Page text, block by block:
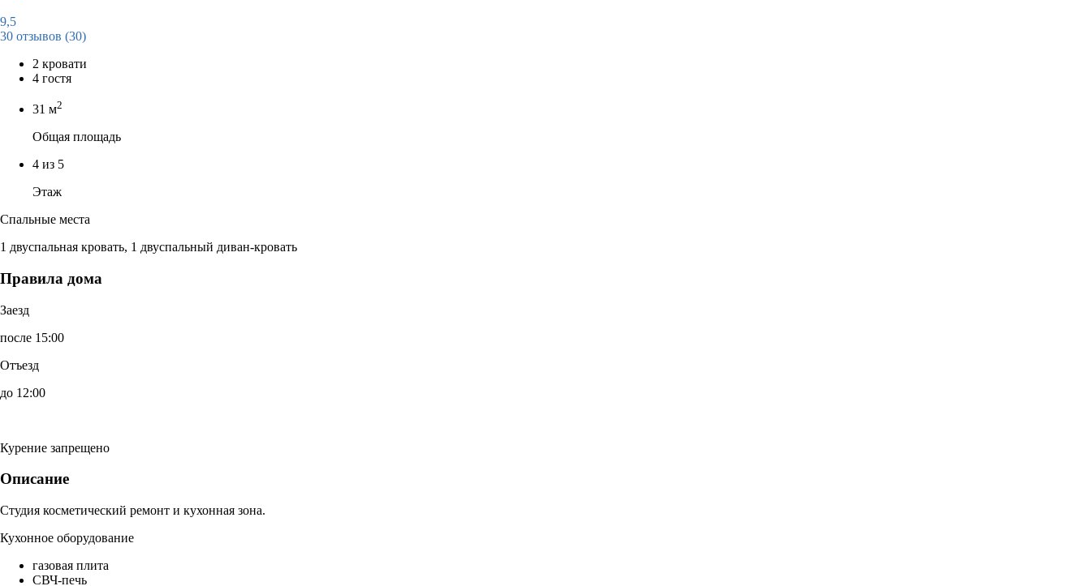
9,5
30 отзывов (30)
2 кровати
4 гостя
31 м2
Общая площадь
4 из 5
Этаж
Спальные места
1 двуспальная кровать, 1 двуспальный диван-кровать
Правила дома
Заезд
после 15:00
Отъезд
до 12:00
Курение запрещено
Описание
Студия косметический ремонт и кухонная зона.
Кухонное оборудование
газовая плита
СВЧ-печь